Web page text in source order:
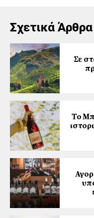
Σχετικά Άρθρα
Σε
Το